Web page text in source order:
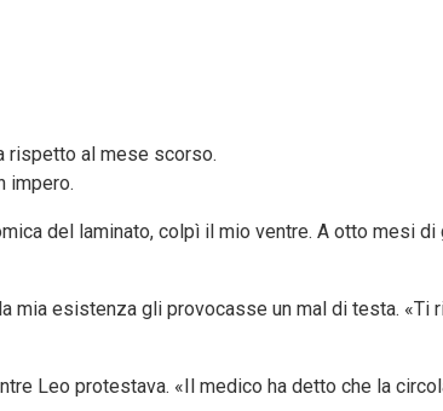
rispetto al mese scorso.
impero.
del laminato, colpì il mio ventre. A otto mesi
mia esistenza gli provocasse un mal di testa.
Leo protestava. «Il medico ha detto che la